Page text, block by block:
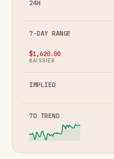
$1,620.00
BAISSIER